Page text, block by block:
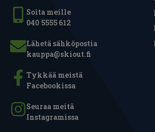
Soita meille
040 5555 612
Lähetä sähköpostia
kauppa@skiout.fi
Tykkää meistä
Facebookissa
Seuraa meitä
Instagramissa